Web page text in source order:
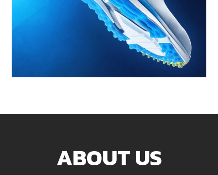
ABOUT US